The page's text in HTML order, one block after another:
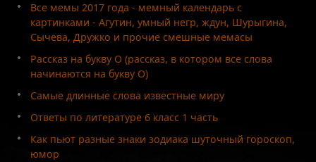
Все мемы 2017 года - мемный календарь с
картинками - Агутин, умный негр, ждун, Шурыгина,
Сычева, Дружко и прочие смешные мемасы
Рассказ на букву О (рассказ, в котором все слова
начинаются на букву О)
Самые длинные слова известные миру
Ответы по литературе 6 класс 1 часть
Как пьют разные знаки зодиака шуточный гороскоп,
юмор